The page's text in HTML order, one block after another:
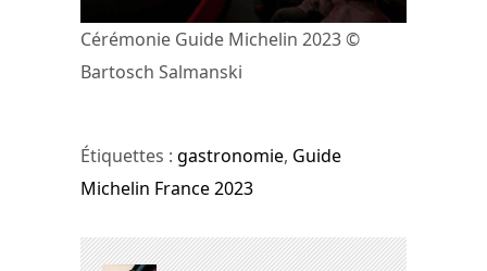
Cérémonie Guide Michelin 2023 ©
Bartosch Salmanski
Étiquettes : gastronomie, Guide
Michelin France 2023